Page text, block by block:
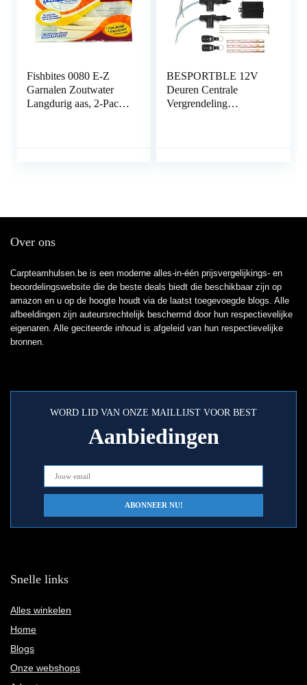
Fishbites 0080 E-Z
Garnalen Zoutwater
Langdurig aas, 2-Pack,
BESPORTBLE 12V
Deuren Centrale
Vergrendeling
Over ons
Carpteamhulsen.be is een moderne alles-in-één prijsvergelijkings- en
beoordelingswebsite die de beste deals biedt die beschikbaar zijn op
amazon en u op de hoogte houdt via de laatst toegevoegde blogs. Alle
afbeeldingen zijn auteursrechtelijk beschermd door hun respectievelijke
eigenaren. Alle geciteerde inhoud is afgeleid van hun respectievelijke
bronnen.
WORD LID VAN ONZE MAILLIJST VOOR BEST
Aanbiedingen
Snelle links
Alles winkelen
Home
Blogs
Onze webshops